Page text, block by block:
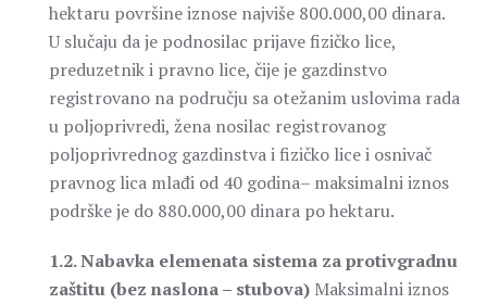
hektaru površine iznose najviše 800.000,00 dinara.
U slučaju da je podnosilac prijave fizičko lice,
preduzetnik i pravno lice, čije je gazdinstvo
registrovano na području sa otežanim uslovima rada
u poljoprivredi, žena nosilac registrovanog
poljoprivrednog gazdinstva i fizičko lice i osnivač
pravnog lica mlađi od 40 godina– maksimalni iznos
podrške je do 880.000,00 dinara po hektaru.
1.2. Nabavka elemenata sistema za protivgradnu
zaštitu (bez naslona – stubova) Maksimalni iznos